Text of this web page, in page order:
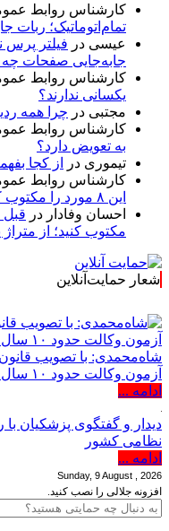
کارشناس روابط
تمام‌اتوماتیک؛
عیسی در فیلتر پرس
جابه‌جایی صفحات
کارشناس روابط
یکسانی ندارند؟
مجتبی در چرا همه
کارشناس روابط
به تعویض دارد؟
تیموری در
از کجا
کارشناس روابط
این ۸ مورد را مکتوب کنید؛ از متراژ پرت تا ضمانت نصب
احسان وفادار در
مکتوب کنید؛ از
شعار حمایت‌آنلاین
شاه‌محمدی: با تصویب
آزمون وکالت حدود ۱۰ سال بیشتر شده است
ادامه ...
دیدار و گفتگوی پزشکیان با
نظامی کشور
ادامه ...
Sunday, 9 August , 2026
افزونه جلالی را نصب کنید.